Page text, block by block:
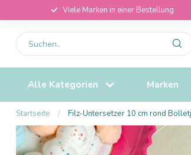
Viele Marken in einer Bestellung
Alle Kategorien Marken
Startseite / Filz-Untersetzer 10 cm rond